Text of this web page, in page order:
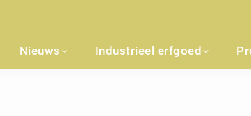
Nieuws Industrieel erfgoed